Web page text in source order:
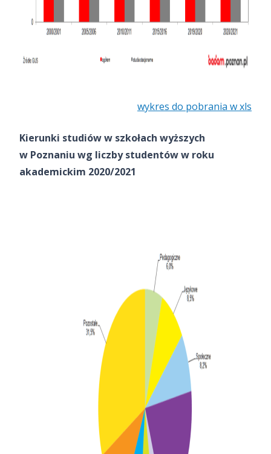
wykres do pobrania w xls
Kierunki studiów w szkołach wyższych
w Poznaniu wg liczby studentów w roku
akademickim 2020/2021